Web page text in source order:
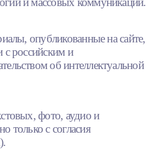
опубликованные на сайте,
с российским и
об интеллектуальной
фото, аудио и
только с согласия